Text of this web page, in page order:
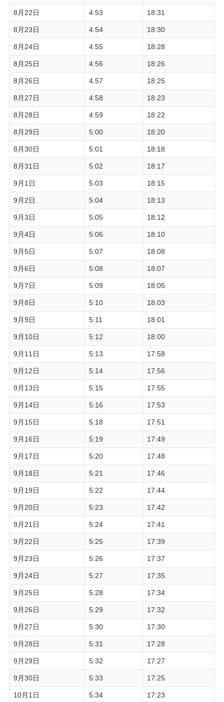
8月22日 4:53 18:31
8月23日 4:54 18:30
8月24日 4:55 18:28
8月25日 4:56 18:26
8月26日 4:57 18:25
8月27日 4:58 18:23
8月28日 4:59 18:22
8月29日 5:00 18:20
8月30日 5:01 18:18
8月31日 5:02 18:17
9月1日 5:03 18:15
9月2日 5:04 18:13
9月3日 5:05 18:12
9月4日 5:06 18:10
9月5日 5:07 18:08
9月6日 5:08 18:07
9月7日 5:09 18:05
9月8日 5:10 18:03
9月9日 5:11 18:01
9月10日 5:12 18:00
9月11日 5:13 17:58
9月12日 5:14 17:56
9月13日 5:15 17:55
9月14日 5:16 17:53
9月15日 5:18 17:51
9月16日 5:19 17:49
9月17日 5:20 17:48
9月18日 5:21 17:46
9月19日 5:22 17:44
9月20日 5:23 17:42
9月21日 5:24 17:41
9月22日 5:25 17:39
9月23日 5:26 17:37
9月24日 5:27 17:35
9月25日 5:28 17:34
9月26日 5:29 17:32
9月27日 5:30 17:30
9月28日 5:31 17:28
9月29日 5:32 17:27
9月30日 5:33 17:25
10月1日 5:34 17:23